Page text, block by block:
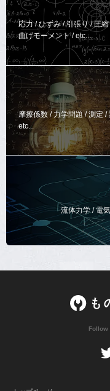
応力 / ひずみ / 引張り / 圧
曲げモーメント /etc...
摩擦係数 / 力学問題 / 測定
etc...
流体力学 / 電
Follow